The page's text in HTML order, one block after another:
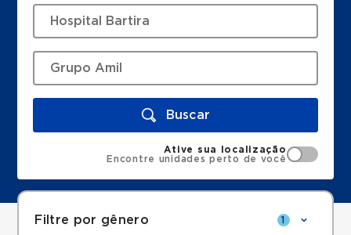
Buscar
Ative sua localização
Encontre unidades perto de você
Filtre por gênero 1